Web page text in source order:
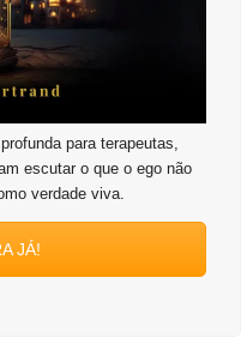
para terapeutas,
escutar o que o ego não
verdade viva.
JÁ!